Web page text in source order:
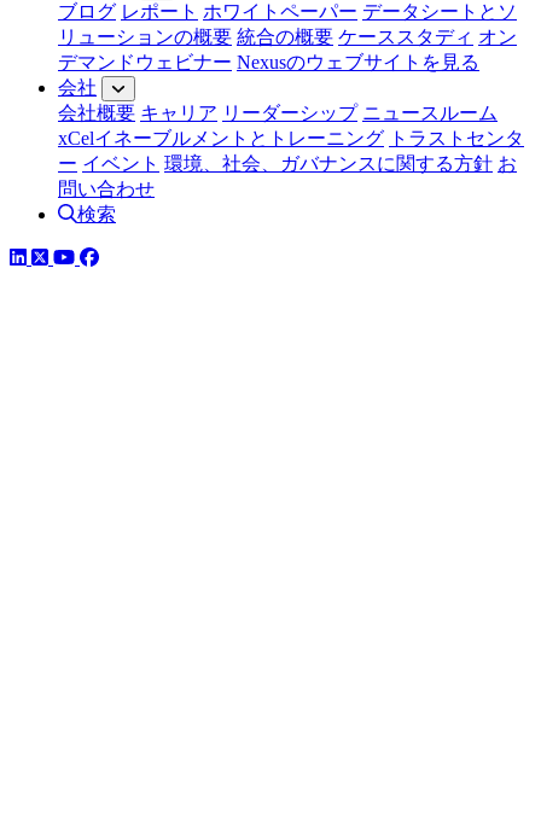
ブログ レポート ホワイトペーパー データシートとソ
リューションの概要 統合の概要 ケーススタディ オン
デマンドウェビナー Nexusのウェブサイトを見る
会社
会社概要 キャリア リーダーシップ ニュースルーム
xCelイネーブルメントとトレーニング トラストセンタ
ー イベント 環境、社会、ガバナンスに関する方針 お
問い合わせ
検索
LinkedIn
ツイッター
YouTube
Facebook